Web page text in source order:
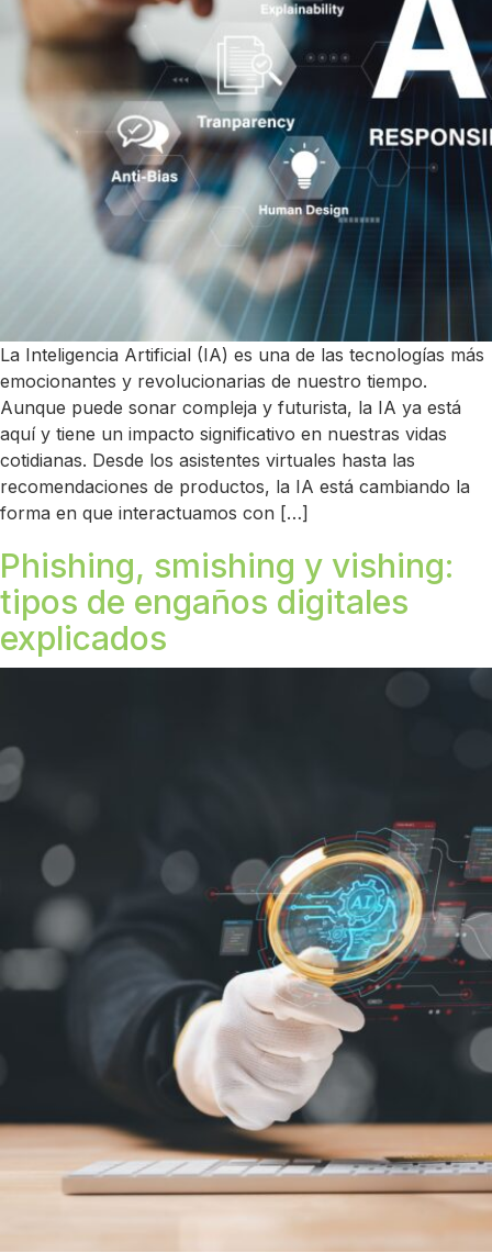
La Inteligencia Artificial (IA) es una de las tecnologías más
emocionantes y revolucionarias de nuestro tiempo.
Aunque puede sonar compleja y futurista, la IA ya está
aquí y tiene un impacto significativo en nuestras vidas
cotidianas. Desde los asistentes virtuales hasta las
recomendaciones de productos, la IA está cambiando la
forma en que interactuamos con […]
Phishing, smishing y vishing:
tipos de engaños digitales
explicados